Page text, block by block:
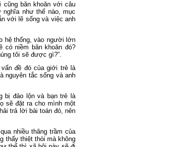
cũng băn khoăn với câu
nghĩa như thế nào, mục
với lẽ sống và việc anh
hệ thống, vào người lớn
có niềm băn khoăn đó?
tôi sẽ được gì?”.
đề đó của giới trẻ là
nguyên tắc sống và anh
bị đảo lộn và bạn trẻ là
sẽ đặt ra cho mình một
trả lời bài toán đó, nên
nhiều thăng trầm của
thấy thiệt thòi mà không